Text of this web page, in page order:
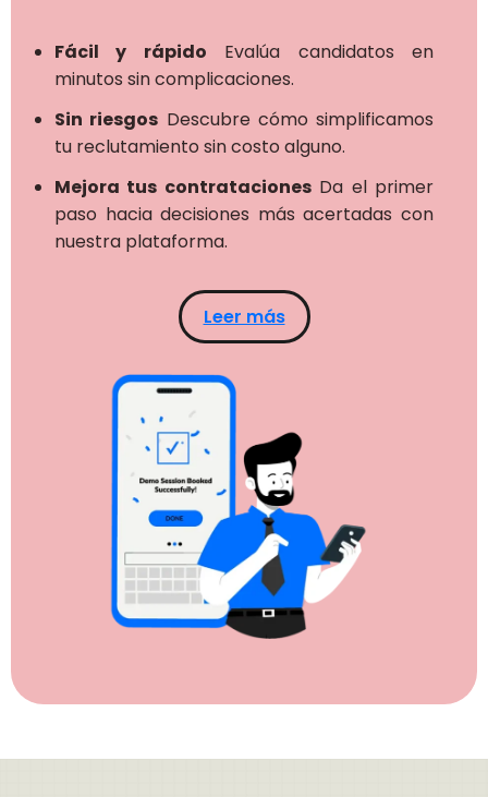
Fácil y rápido Evalúa candidatos en
minutos sin complicaciones.
Sin riesgos Descubre cómo simplificamos
tu reclutamiento sin costo alguno.
Mejora tus contratacionesDa el primer
paso hacia decisiones más acertadas con
nuestra plataforma.
Leer más